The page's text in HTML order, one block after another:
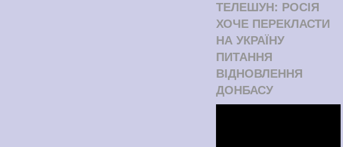
ТЕЛЕШУН: РОСІЯ
ХОЧЕ ПЕРЕКЛАСТИ
НА УКРАЇНУ
ПИТАННЯ
ВІДНОВЛЕННЯ
ДОНБАСУ